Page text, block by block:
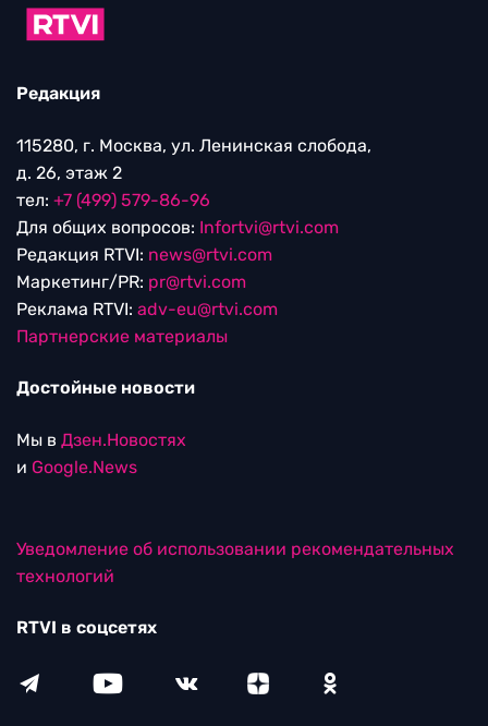
Редакция
115280, г. Москва, ул. Ленинская слобода,
д. 26, этаж 2
тел: +7 (499) 579-86-96
Для общих вопросов: Infortvi@rtvi.com
Редакция RTVI: news@rtvi.com
Маркетинг/PR: pr@rtvi.com
Реклама RTVI: adv-eu@rtvi.com
Партнерские материалы
Достойные новости
Мы в Дзен.Новостях
и Google.News
Уведомление об использовании рекомендательных
технологий
RTVI в соцсетях